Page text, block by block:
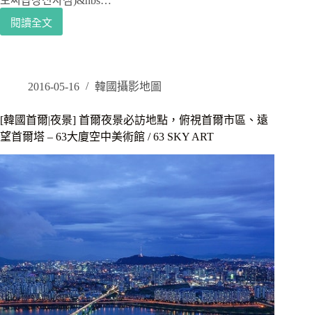
閱讀全文
[韓
美
新
沙
市
一
能
跟
當
地
媲
美
2016-05-16 韓國攝影地圖
[韓國首爾|夜景] 首爾夜景必訪地點，俯視首爾市區、遠
望首爾塔 – 63大廈空中美術館 / 63 SKY ART